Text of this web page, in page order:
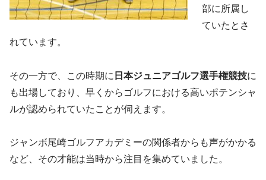
部に所属し
ていたとさ
れています。
その一方で、この時期に 日本ジュニアゴルフ選手権競技に
も出場しており、早くからゴルフにおける高いポテンシャ
ルが認められていたことが伺えます。
ジャンボ尾崎ゴルフアカデミーの関係者からも声がかかる
など、その才能は当時から注目を集めていました。